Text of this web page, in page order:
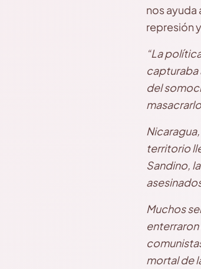
nos ayuda
represión
“La
capturaba
del
territorio
Sandino,
Muchos
mortal de